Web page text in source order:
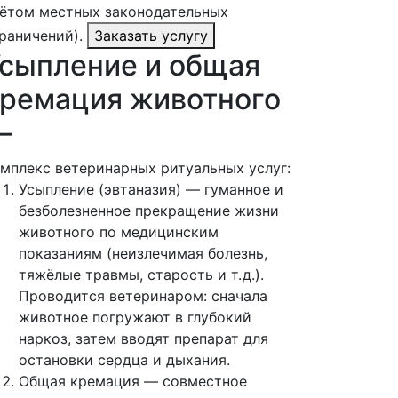
местных законодательных
Заказать услугу
и общая
животного
ветеринарных ритуальных услуг:
Усыпление (эвтаназия) — гуманное и
безболезненное прекращение жизни
животного по медицинским
показаниям (неизлечимая болезнь,
тяжёлые травмы, старость и т. д.).
Проводится ветеринаром: сначала
животное погружают в глубокий
наркоз, затем вводят препарат для
остановки сердца и дыхания.
Общая кремация — совместное